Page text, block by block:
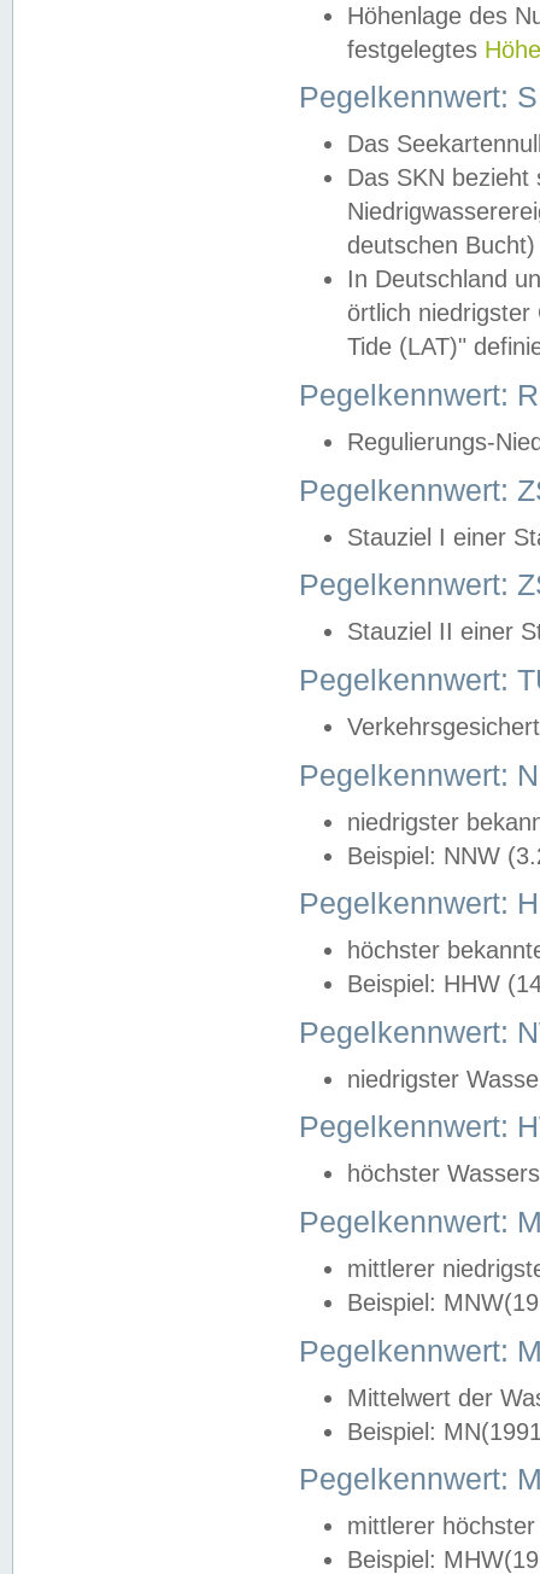
Höhenlage des
festgelegtes
Pegelkennwert:
Das
Das SKN
deutschen
In Deutschland
örtlich
Tide (LAT)"
Pegelkennwert:
Regulierungs-
Pegelkennwert:
Stauziel I einer
Pegelkennwert:
Stauziel II einer
Pegelkennwert:
Pegelkennwert:
niedrigster
Beispiel: NNW
Pegelkennwert:
höchster
Beispiel: HHW
Pegelkennwert:
niedrigster
Pegelkennwert:
höchster
Pegelkennwert:
mittlerer
Beispiel:
Pegelkennwert:
Mittelwert der
Beispiel:
Pegelkennwert:
mittlerer
Beispiel: